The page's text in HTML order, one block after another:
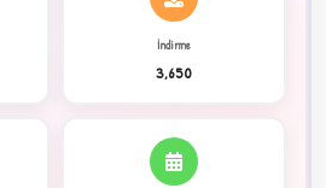
İndirme
3,650